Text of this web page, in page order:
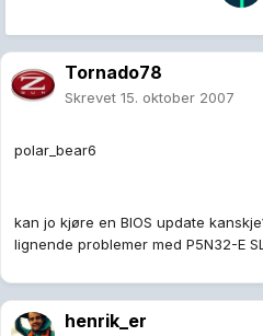
Tornado78
Skrevet 15. oktober 2007
polar_bear6
kan jo kjøre en BIOS update
lignende problemer med P5N32-E
henrik_er